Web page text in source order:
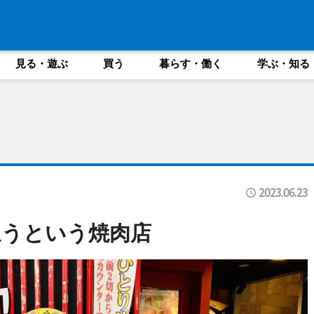
見る・遊ぶ 買う 暮らす・働く 学ぶ・知る
2023.06.23
という焼肉店